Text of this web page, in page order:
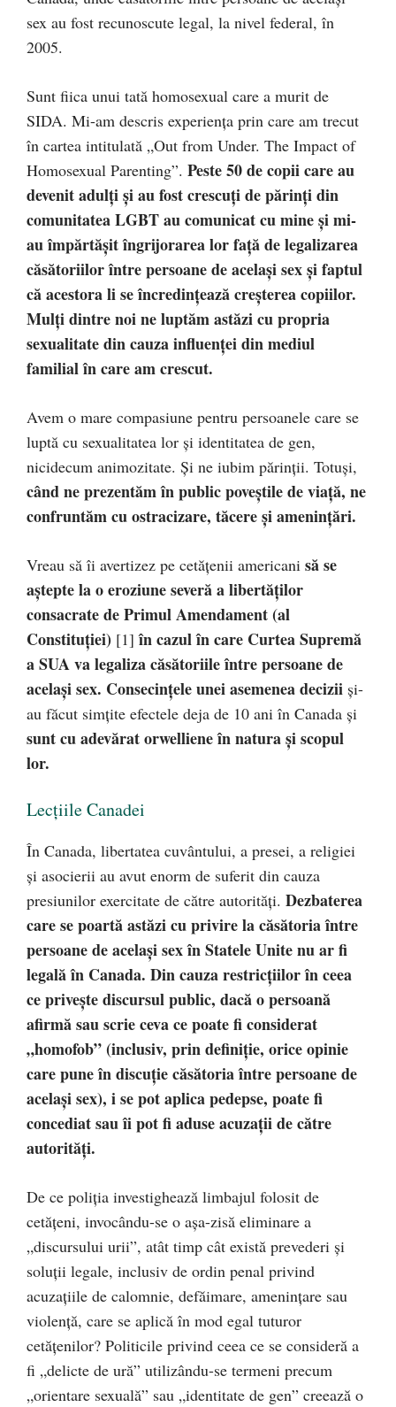
sex au fost recunoscute legal, la nivel federal, în
2005.
Sunt fiica unui tată homosexual care a murit de
SIDA. Mi-am descris experiența prin care am trecut
în cartea intitulată „Out from Under. The Impact of
Homosexual Parenting”. Peste 50 de copii care au
devenit adulți și au fost crescuți de părinți din
comunitatea LGBT au comunicat cu mine și mi-
au împărtășit îngrijorarea lor față de legalizarea
căsătoriilor între persoane de același sex și faptul
că acestora li se încredințează creșterea copiilor.
Mulți dintre noi ne luptăm astăzi cu propria
sexualitate din cauza influenței din mediul
familial în care am crescut.
Avem o mare compasiune pentru persoanele care se
luptă cu sexualitatea lor și identitatea de gen,
nicidecum animozitate. Și ne iubim părinții. Totuși,
când ne prezentăm în public poveștile de viață, ne
confruntăm cu ostracizare, tăcere și amenințări.
Vreau să îi avertizez pe cetățenii americani să se
aștepte la o eroziune severă a libertăților
consacrate de Primul Amendament (al
Constituției) [1] în cazul în care Curtea Supremă
a SUA va legaliza căsătoriile între persoane de
același sex. Consecințele unei asemenea decizii și-
au făcut simțite efectele deja de 10 ani în Canada și
sunt cu adevărat orwelliene în natura și scopul
lor.
Lecțiile Canadei
În Canada, libertatea cuvântului, a presei, a religiei
și asocierii au avut enorm de suferit din cauza
presiunilor exercitate de către autorități. Dezbaterea
care se poartă astăzi cu privire la căsătoria între
persoane de același sex în Statele Unite nu ar fi
legală în Canada. Din cauza restricțiilor în ceea
ce privește discursul public, dacă o persoană
afirmă sau scrie ceva ce poate fi considerat
„homofob” (inclusiv, prin definiție, orice opinie
care pune în discuție căsătoria între persoane de
același sex), i se pot aplica pedepse, poate fi
concediat sau îi pot fi aduse acuzații de către
autorități.
De ce poliția investighează limbajul folosit de
cetățeni, invocându-se o așa-zisă eliminare a
„discursului urii”, atât timp cât există prevederi și
soluții legale, inclusiv de ordin penal privind
acuzațiile de calomnie, defăimare, amenințare sau
violență, care se aplică în mod egal tuturor
cetățenilor? Politicile privind ceea ce se consideră a
fi „delicte de ură” utilizându-se termeni precum
„orientare sexuală” sau „identitate de gen” creează o